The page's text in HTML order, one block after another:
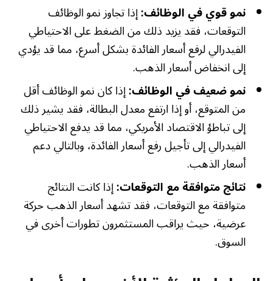
نمو قوي في الوظائف:إذا تجاوز نمو الوظائف
التوقعات، فقد يزيد ذلك من الضغط على الاحتياطي
الفيدرالي لرفع أسعار الفائدة بشكل أسرع، مما قد يؤدي
إلى انخفاض أسعار الذهب.
نمو ضعيف في الوظائف:إذا كان نمو الوظائف أقل
من المتوقع، أو إذا ارتفع معدل البطالة، فقد يشير ذلك
إلى تباطؤ الاقتصاد الأمريكي، مما قد يدفع الاحتياطي
الفيدرالي إلى تأجيل رفع أسعار الفائدة، وبالتالي دعم
أسعار الذهب.
نتائج متوافقة مع التوقعات:إذا كانت النتائج
متوافقة مع التوقعات، فقد تشهد أسعار الذهب حركة
عرضية، حيث يراقب المستثمرون تطورات أخرى في
السوق.